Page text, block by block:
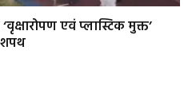
एवं प्लास्टिक मुक्त’
शपथ